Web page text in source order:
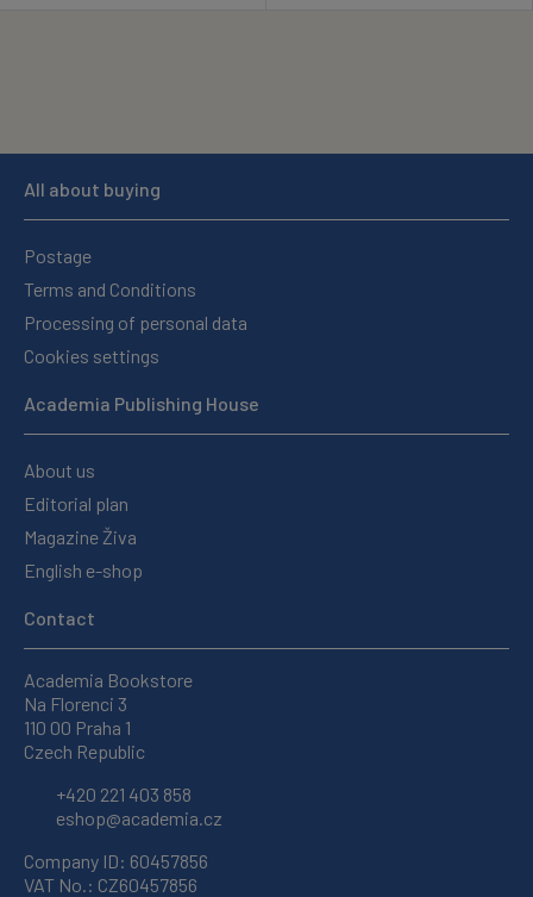
All about buying
Postage
Terms and Conditions
Processing of personal data
Cookies settings
Academia Publishing House
About us
Editorial plan
Magazine Živa
English e-shop
Contact
Academia Bookstore
Na Florenci 3
110 00 Praha 1
Czech Republic
+420 221 403 858
eshop@academia.cz
Company ID: 60457856
VAT No.: CZ60457856